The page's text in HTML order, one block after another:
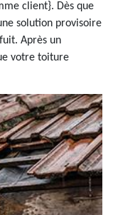
client}. Dès que
solution provisoire
Après un
votre toiture